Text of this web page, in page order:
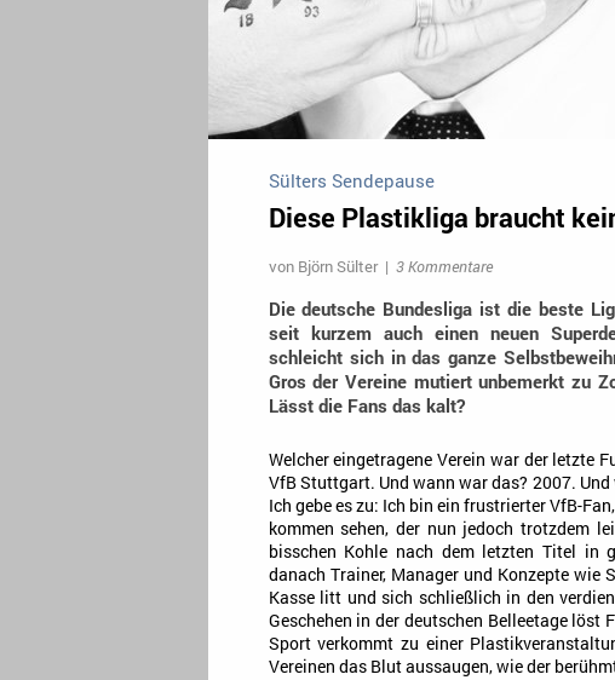
Sülters Sendepause
Diese Plastikliga braucht
von Björn Sülter| 3 Kommentare
Die deutsche Bundesliga ist die beste
seit kurzem auch einen neuen
schleicht sich in das ganze
Gros der Vereine mutiert unbemerkt zu
Lässt die Fans das kalt?
Welcher eingetragene Verein war der letzte
VfB Stuttgart. Und wann war das? 2007.
Ich gebe es zu: Ich bin ein frustrierter VfB-
kommen sehen, der nun jedoch trotzdem
bisschen Kohle nach dem letzten Titel in
danach Trainer, Manager und Konzepte wie
Kasse litt und sich schließlich in den
Geschehen in der deutschen Belleetage
Sport verkommt zu einer
Vereinen das Blut aussaugen, wie der